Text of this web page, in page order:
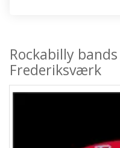
Rockabilly
Frederiksværk